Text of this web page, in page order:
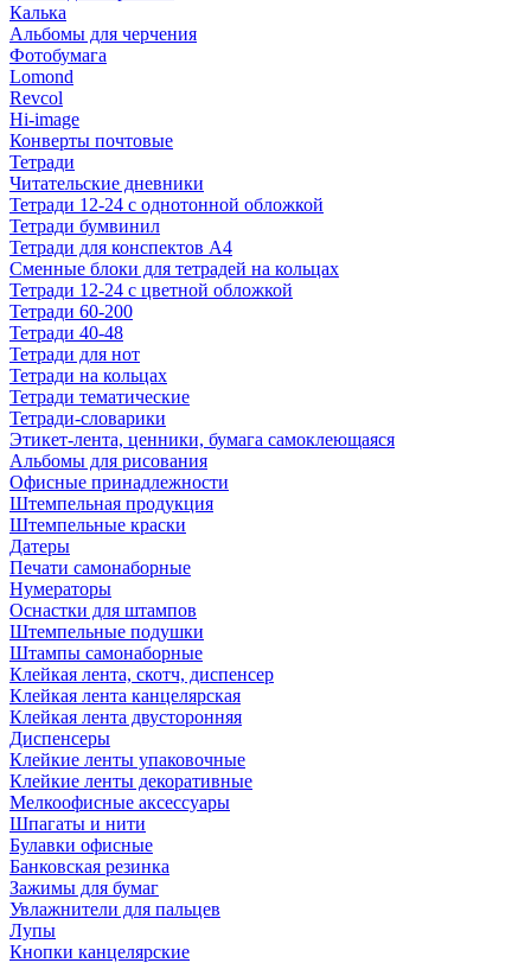
Калька
Альбомы для черчения
Фотобумага
Lomond
Revcol
Hi-image
Конверты почтовые
Тетради
Читательские дневники
Тетради 12-24 с однотонной обложкой
Тетради бумвинил
Тетради для конспектов А4
Сменные блоки для тетрадей на кольцах
Тетради 12-24 с цветной обложкой
Тетради 60-200
Тетради 40-48
Тетради для нот
Тетради на кольцах
Тетради тематические
Тетради-словарики
Этикет-лента, ценники, бумага самоклеющаяся
Альбомы для рисования
Офисные принадлежности
Штемпельная продукция
Штемпельные краски
Датеры
Печати самонаборные
Нумераторы
Оснастки для штампов
Штемпельные подушки
Штампы самонаборные
Клейкая лента, скотч, диспенсер
Клейкая лента канцелярская
Клейкая лента двусторонняя
Диспенсеры
Клейкие ленты упаковочные
Клейкие ленты декоративные
Мелкоофисные аксессуары
Шпагаты и нити
Булавки офисные
Банковская резинка
Зажимы для бумаг
Увлажнители для пальцев
Лупы
Кнопки канцелярские